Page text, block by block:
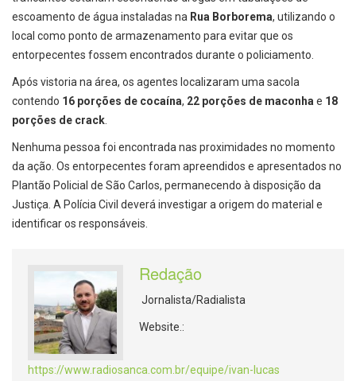
escoamento de água instaladas na Rua Borborema, utilizando o
local como ponto de armazenamento para evitar que os
entorpecentes fossem encontrados durante o policiamento.
Após vistoria na área, os agentes localizaram uma sacola
contendo 16 porções de cocaína, 22 porções de maconha e 18
porções de crack
Nenhuma pessoa foi encontrada nas proximidades no momento
da ação. Os entorpecentes foram apreendidos e apresentados no
Plantão Policial de São Carlos, permanecendo à disposição da
Justiça. A Polícia Civil deverá investigar a origem do material e
identificar os responsáveis.
Redação
Jornalista/Radialista
Website.:
https://www.radiosanca.com.br/equipe/ivan-lucas